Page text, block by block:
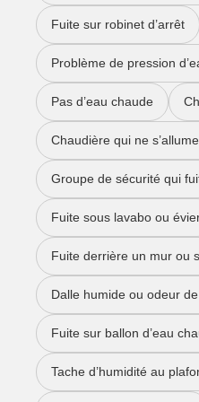
Fuite sur robinet d’arrêt
Problème de pression
Pas d’eau chaude
Chaudière qui ne
Groupe de sécurité qui
Fuite sous lavabo ou
Fuite derrière un mur ou
Dalle humide ou odeur
Fuite sur ballon d’eau
Tache d’humidité au